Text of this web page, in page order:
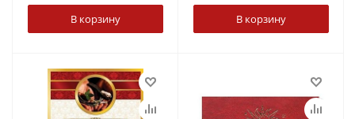
В корзину В корзину